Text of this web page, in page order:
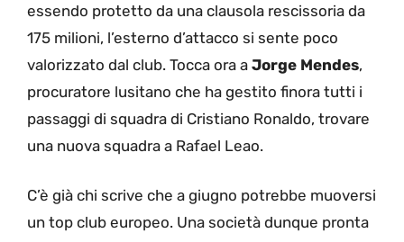
essendo protetto da una clausola rescissoria da
175 milioni, l’esterno d’attacco si sente poco
valorizzato dal club. Tocca ora a Jorge Mendes,
procuratore lusitano che ha gestito finora tutti i
passaggi di squadra di Cristiano Ronaldo, trovare
una nuova squadra a Rafael Leao.
C’è già chi scrive che a giugno potrebbe muoversi
un top club europeo. Una società dunque pronta